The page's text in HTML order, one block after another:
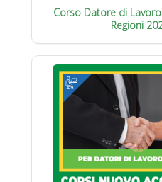
Corso Datore di
Regioni